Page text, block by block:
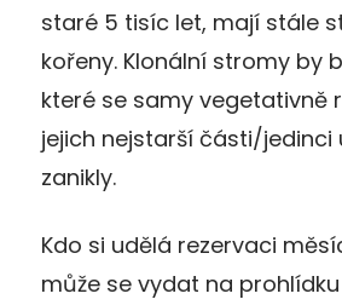
staré 5 tisíc let, mají stále
kořeny. Klonální stromy by
které se samy vegetativně
jejich nejstarší části/jedinci
zanikly.
Kdo si udělá rezervaci
může se vydat na